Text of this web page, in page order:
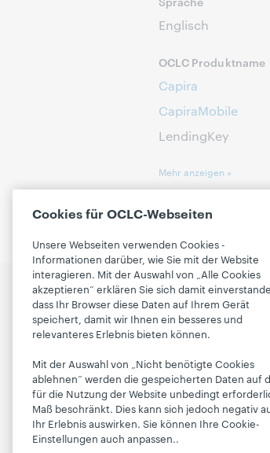
Englisch
OCLC Produktname
Capira
CapiraMobile
LendingKey
Mehr anzeigen »
Stay in
know
Get the latest
updates,
and much
your inbox.
Subscribe
Besprechen Sie
nächsten Schritte
Bibliothek
Kontakt
Über
Über OCLC
Cookies für OCLC-Webseiten
Unsere Webseiten verwenden Cookies -
Informationen darüber, wie Sie mit der Website
interagieren. Mit der Auswahl von „Alle Cookies
akzeptieren“ erklären Sie sich damit
dass Ihr Browser diese Daten auf Ihrem Gerät
speichert, damit wir Ihnen ein besseres und
relevanteres Erlebnis bieten können.
Mit der Auswahl von „Nicht benötigte Cookies
ablehnen“ werden die gespeicherten Daten auf
für die Nutzung der Website unbedingt
Maß beschränkt. Dies kann sich jedoch negativ
Ihr Erlebnis auswirken. Sie können Ihre Cookie-
Einstellungen auch anpassen..